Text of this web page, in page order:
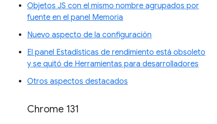
Objetos JS con el mismo nombre agrupados por
fuente en el panel Memoria
Nuevo aspecto de la configuración
El panel Estadísticas de rendimiento está obsoleto
y se quitó de Herramientas para desarrolladores
Otros aspectos destacados
Chrome 131